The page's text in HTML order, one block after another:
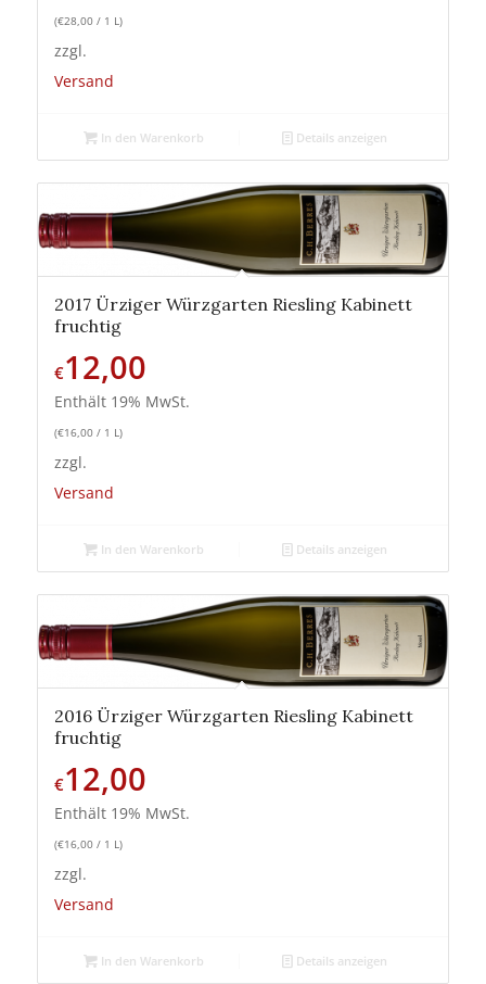
(€28,00/ 1 L)
zzgl.
Versand
In den Warenkorb Details anzeigen
2017 Ürziger Würzgarten Riesling Kabinett
fruchtig
€12,00
Enthält 19% MwSt.
(€16,00/ 1 L)
zzgl.
Versand
In den Warenkorb Details anzeigen
2016 Ürziger Würzgarten Riesling Kabinett
fruchtig
€12,00
Enthält 19% MwSt.
(€16,00/ 1 L)
zzgl.
Versand
In den Warenkorb Details anzeigen